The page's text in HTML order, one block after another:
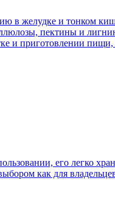
в желудке и тонком
пектины и
и приготовлении
его легко
как для